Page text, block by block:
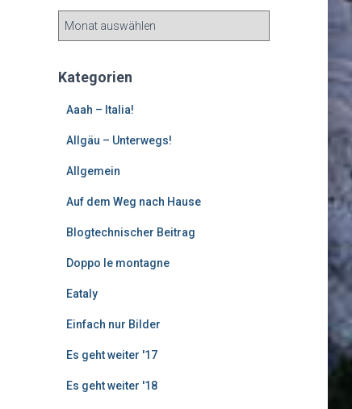
e
Kategorien
Aaah – Italia!
Allgäu – Unterwegs!
Allgemein
Auf dem Weg nach Hause
Blogtechnischer Beitrag
Doppo le montagne
Eataly
Einfach nur Bilder
Es geht weiter '17
Es geht weiter '18